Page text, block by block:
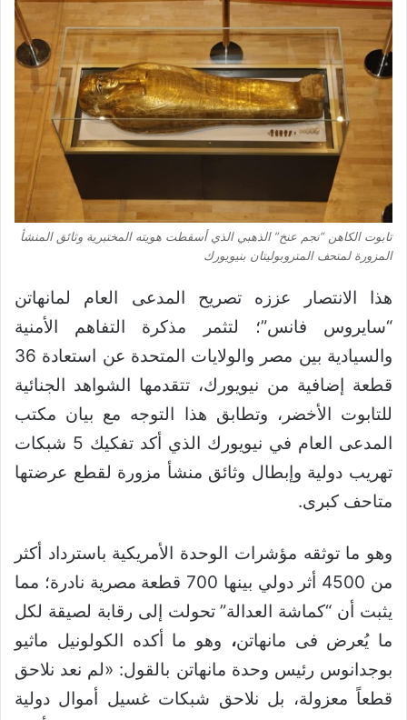
تابوت الكاهن “نجم عنخ” الذهبي الذي أسقطت هويته المختبرية وثائق المنشأ
المزورة لمتحف المتروبوليتان بنيويورك
هذا الانتصار عززه تصريح المدعى العام لمانهاتن
“سايروس فانس”؛ لتثمر مذكرة التفاهم الأمنية
والسيادية بين مصر والولايات المتحدة عن استعادة 36
قطعة إضافية من نيويورك، تتقدمها الشواهد الجنائية
للتابوت الأخضر، وتطابق هذا التوجه مع بيان مكتب
المدعى العام في نيويورك الذي أكد تفكيك 5 شبكات
تهريب دولية وإبطال وثائق منشأ مزورة لقطع عرضتها
متاحف كبرى.
وهو ما توثقه مؤشرات الوحدة الأمريكية باسترداد أكثر
من 4500 أثر دولي بينها 700 قطعة مصرية نادرة؛ مما
يثبت أن “كماشة العدالة” تحولت إلى رقابة لصيقة لكل
ما يُعرض فى مانهاتن، وهو ما أكده الكولونيل ماثيو
بوجدانوس رئيس وحدة مانهاتن بالقول: «لم نعد نلاحق
قطعاً معزولة، بل نلاحق شبكات غسيل أموال دولية